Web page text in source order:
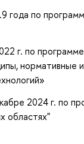
года по
г. по
нормативные
2024 г. по
областях"